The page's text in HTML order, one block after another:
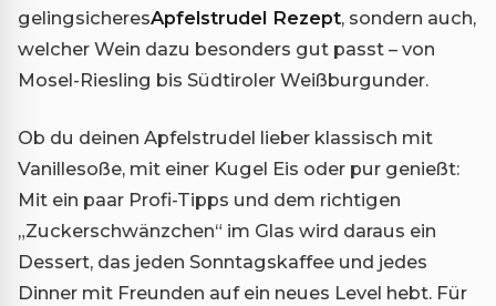
gelingsicheresApfelstrudel Rezept, sondern auch,
welcher Wein dazu besonders gut passt – von
Mosel-Riesling bis Südtiroler Weißburgunder.
Ob du deinen Apfelstrudel lieber klassisch mit
Vanillesoße, mit einer Kugel Eis oder pur genießt:
Mit ein paar Profi-Tipps und dem richtigen
„Zuckerschwänzchen“ im Glas wird daraus ein
Dessert, das jeden Sonntagskaffee und jedes
Dinner mit Freunden auf ein neues Level hebt. Für